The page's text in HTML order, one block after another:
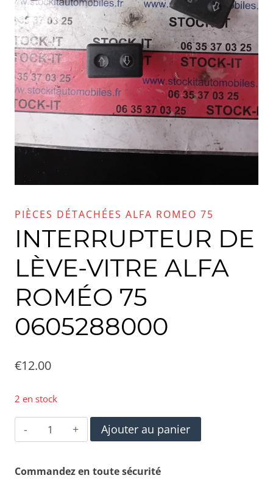
PIÈCES DÉTACHÉES ALFA ROMEO 75
INTERRUPTEUR DE
LÈVE-VITRE ALFA
ROMÉO 75
0605288000
€12.00
2 en stock
quantité
de
INTERRUPTEUR
Ajouter au panier
Commandez en toute sécurité